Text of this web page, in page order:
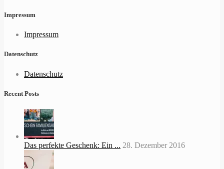
Impressum
Impressum
Datenschutz
Datenschutz
Recent Posts
Das perfekte Geschenk: Ein ... 28. Dezember 2016